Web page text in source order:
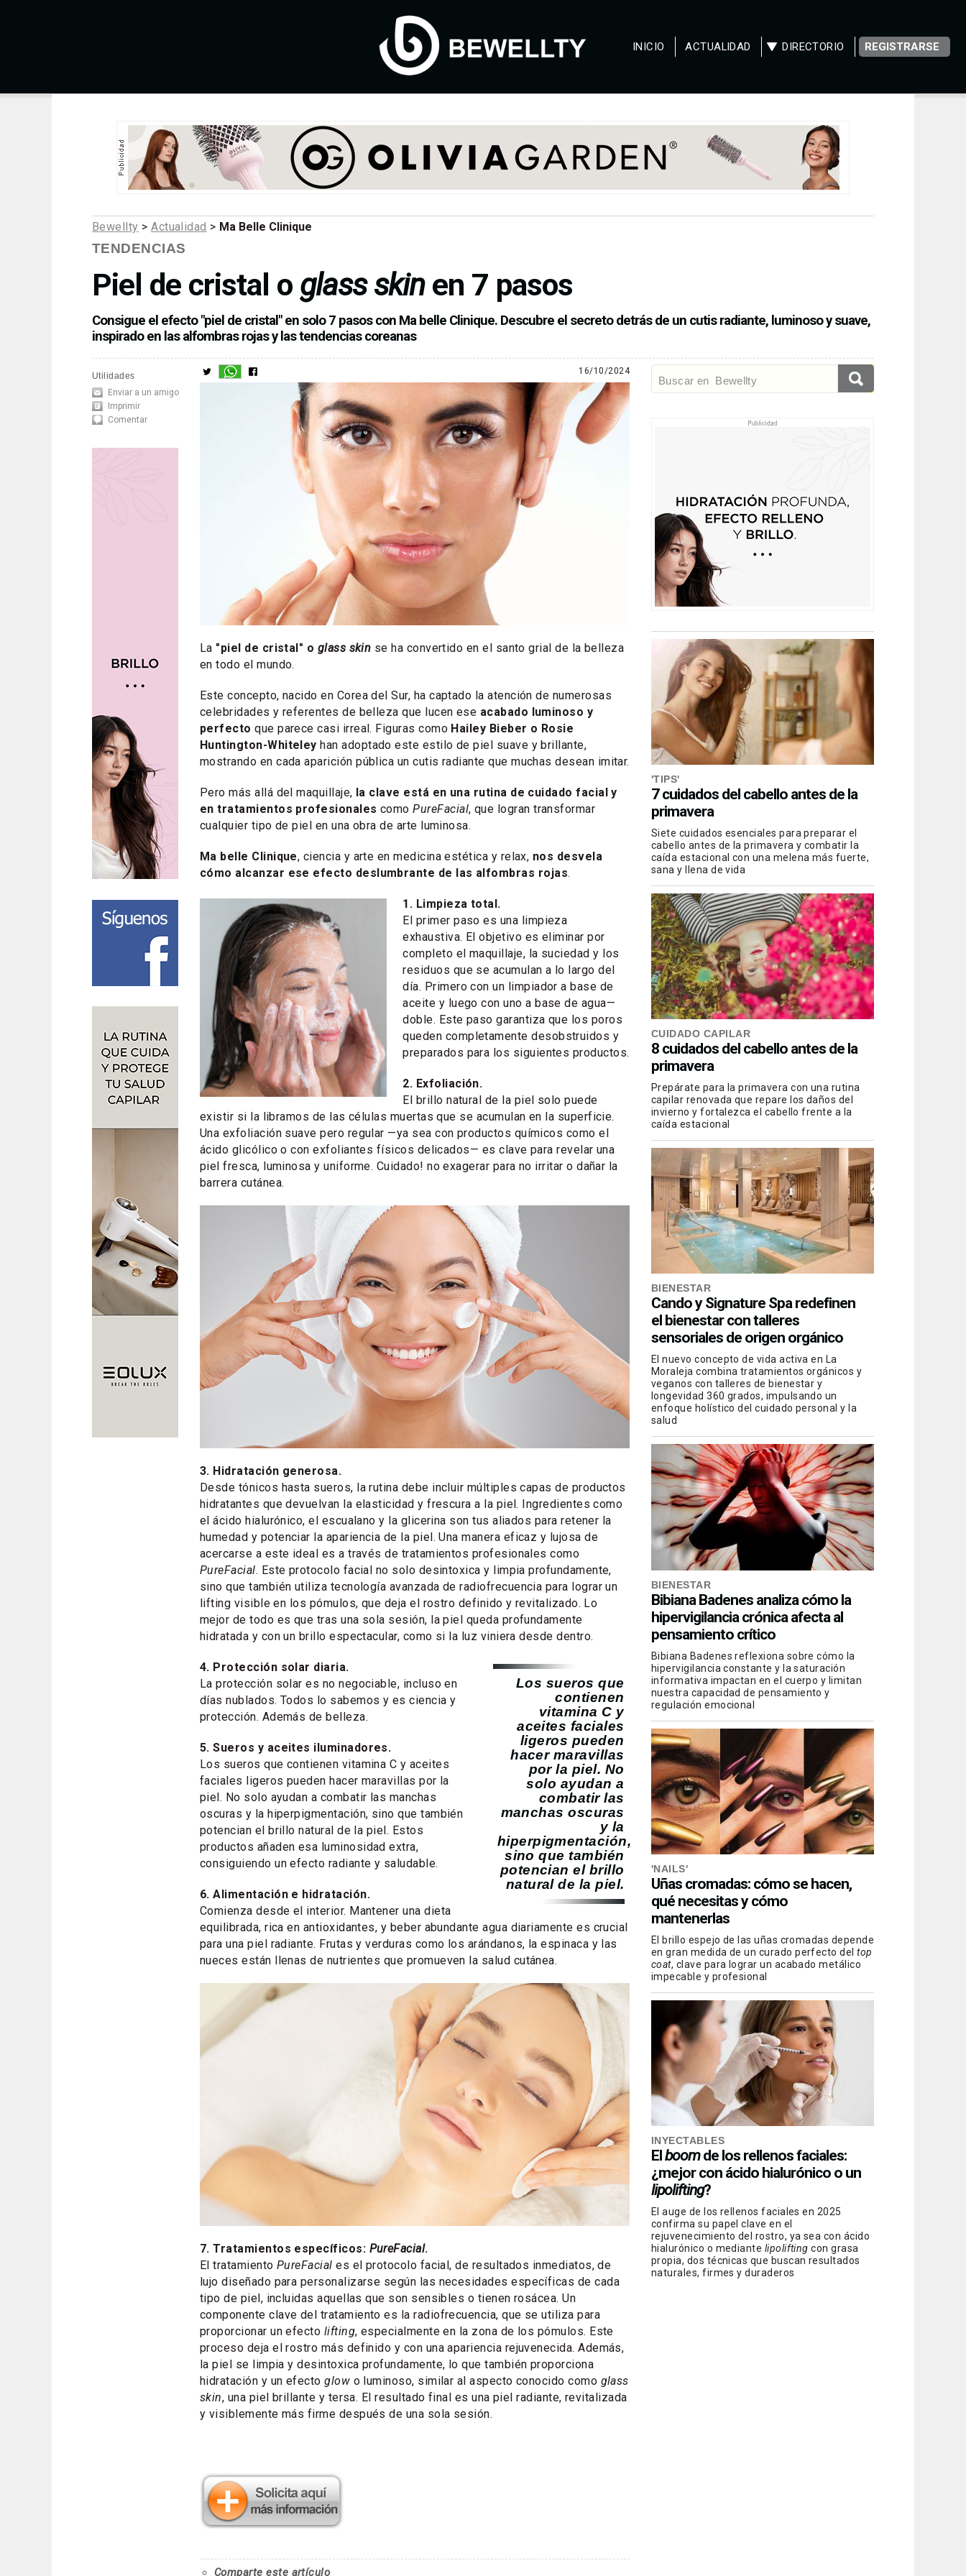
INICIO ACTUALIDAD DIRECTORIO REGISTRARSE
Bewellty >Actualidad > Ma Belle Clinique
TENDENCIAS
Piel de cristal o glass skinen 7 pasos
Consigue el efecto "piel de cristal" en solo 7 pasos con Ma belle Clinique. Descubre el secreto detrás de un cutis radiante, luminoso y suave,
inspirado en las alfombras rojas y las tendencias coreanas
Utilidades
Enviar a un amigo
Imprimir
Comentar
'TIPS'
7 cuidados del cabello antes de la
primavera
Siete cuidados esenciales para preparar el
cabello antes de la primavera y combatir la
caída estacional con una melena más fuerte,
sana y llena de vida
CUIDADO CAPILAR
8 cuidados del cabello antes de la
primavera
Prepárate para la primavera con una rutina
capilar renovada que repare los daños del
invierno y fortalezca el cabello frente a la
caída estacional
BIENESTAR
Cando y Signature Spa redefinen
el bienestar con talleres
sensoriales de origen orgánico
El nuevo concepto de vida activa en La
Moraleja combina tratamientos orgánicos y
veganos con talleres de bienestar y
longevidad 360 grados, impulsando un
enfoque holístico del cuidado personal y la
salud
BIENESTAR
Bibiana Badenes analiza cómo la
hipervigilancia crónica afecta al
pensamiento crítico
Bibiana Badenes reflexiona sobre cómo la
hipervigilancia constante y la saturación
informativa impactan en el cuerpo y limitan
nuestra capacidad de pensamiento y
regulación emocional
'NAILS'
Uñas cromadas: cómo se hacen,
qué necesitas y cómo
mantenerlas
El brillo espejo de las uñas cromadas depende
en gran medida de un curado perfecto deltop
coat, clave para lograr un acabado metálico
impecable y profesional
INYECTABLES
Elboomde los rellenos faciales:
¿mejor con ácido hialurónico o un
lipolifting?
El auge de los rellenos faciales en 2025
confirma su papel clave en el
rejuvenecimiento del rostro, ya sea con ácido
hialurónico o mediante lipolifting con grasa
propia, dos técnicas que buscan resultados
naturales, firmes y duraderos
16/10/2024
La "piel de cristal" o glass skin se ha convertido en el santo grial de la belleza
en todo el mundo.
Este concepto, nacido en Corea del Sur, ha captado la atención de numerosas
celebridades y referentes de belleza que lucen ese acabado luminoso y
perfecto que parece casi irreal. Figuras como Hailey Bieber o Rosie
Huntington-Whiteley han adoptado este estilo de piel suave y brillante,
mostrando en cada aparición pública un cutis radiante que muchas desean imitar.
Pero más allá del maquillaje, la clave está en una rutina de cuidado facial y
en tratamientos profesionales comoPureFacial, que logran transformar
cualquier tipo de piel en una obra de arte luminosa.
Ma belle Clinique, ciencia y arte en medicina estética y relax, nos desvela
cómo alcanzar ese efecto deslumbrante de las alfombras rojas.
1. Limpieza total.
El primer paso es una limpieza
exhaustiva. El objetivo es eliminar por
completo el maquillaje, la suciedad y los
residuos que se acumulan a lo largo del
día. Primero con un limpiador a base de
aceite y luego con uno a base de agua—
doble. Este paso garantiza que los poros
queden completamente desobstruidos y
preparados para los siguientes productos.
2. Exfoliación.
El brillo natural de la piel solo puede
existir si la libramos de las células muertas que se acumulan en la superficie.
Una exfoliación suave pero regular —ya sea con productos químicos como el
ácido glicólico o con exfoliantes físicos delicados— es clave para revelar una
piel fresca, luminosa y uniforme. Cuidado! no exagerar para no irritar o dañar la
barrera cutánea.
3. Hidratación generosa.
Desde tónicos hasta sueros, la rutina debe incluir múltiples capas de productos
hidratantes que devuelvan la elasticidad y frescura a la piel. Ingredientes como
el ácido hialurónico, el escualano y la glicerina son tus aliados para retener la
humedad y potenciar la apariencia de la piel. Una manera eficaz y lujosa de
acercarse a este ideal es a través de tratamientos profesionales como
PureFacial. Este protocolo facial no solo desintoxica y limpia profundamente,
sino que también utiliza tecnología avanzada de radiofrecuencia para lograr un
lifting visible en los pómulos, que deja el rostro definido y revitalizado. Lo
mejor de todo es que tras una sola sesión, la piel queda profundamente
hidratada y con un brillo espectacular, como si la luz viniera desde dentro.
Los sueros que
contienen
vitamina C y
aceites faciales
ligeros pueden
hacer maravillas
por la piel. No
solo ayudan a
combatir las
manchas oscuras
y la
hiperpigmentación,
sino que también
potencian el brillo
natural de la piel.
4. Protección solar diaria.
La protección solar es no negociable, incluso en
días nublados. Todos lo sabemos y es ciencia y
protección. Además de belleza.
5. Sueros y aceites iluminadores.
Los sueros que contienen vitamina C y aceites
faciales ligeros pueden hacer maravillas por la
piel. No solo ayudan a combatir las manchas
oscuras y la hiperpigmentación, sino que también
potencian el brillo natural de la piel. Estos
productos añaden esa luminosidad extra,
consiguiendo un efecto radiante y saludable.
6. Alimentación e hidratación.
Comienza desde el interior. Mantener una dieta
equilibrada, rica en antioxidantes, y beber abundante agua diariamente es crucial
para una piel radiante. Frutas y verduras como los arándanos, la espinaca y las
nueces están llenas de nutrientes que promueven la salud cutánea.
7. Tratamientos específicos: PureFacial.
El tratamiento PureFaciales el protocolo facial, de resultados inmediatos, de
lujo diseñado para personalizarse según las necesidades específicas de cada
tipo de piel, incluidas aquellas que son sensibles o tienen rosácea. Un
componente clave del tratamiento es la radiofrecuencia, que se utiliza para
proporcionar un efecto lifting, especialmente en la zona de los pómulos. Este
proceso deja el rostro más definido y con una apariencia rejuvenecida. Además,
la piel se limpia y desintoxica profundamente, lo que también proporciona
hidratación y un efectoglow o luminoso, similar al aspecto conocido como glass
skin, una piel brillante y tersa. El resultado final es una piel radiante, revitalizada
y visiblemente más firme después de una sola sesión.
Comparte este artículo